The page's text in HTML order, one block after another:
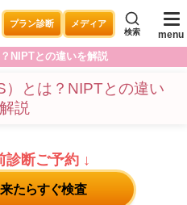
プラン診断 メディア
検索 menu
NIPTとの違いを解説
とは？NIPTとの違い
説
診断ご予約 ↓
たらすぐ検査